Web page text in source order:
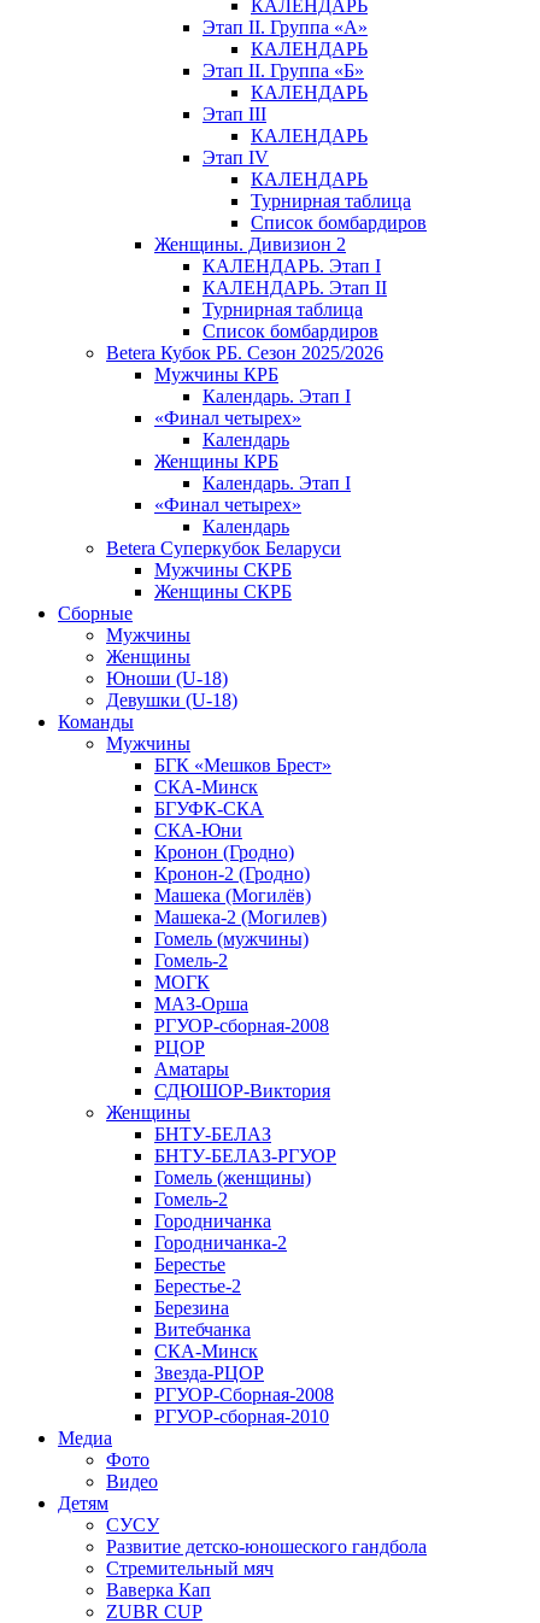
КАЛЕНДАРЬ
Этап II. Группа «А»
КАЛЕНДАРЬ
Этап II. Группа «Б»
КАЛЕНДАРЬ
Этап III
КАЛЕНДАРЬ
Этап IV
КАЛЕНДАРЬ
Турнирная таблица
Список бомбардиров
Женщины. Дивизион 2
КАЛЕНДАРЬ. Этап I
КАЛЕНДАРЬ. Этап II
Турнирная таблица
Список бомбардиров
Betera Кубок РБ. Сезон 2025/2026
Мужчины КРБ
Календарь. Этап I
«Финал четырех»
Календарь
Женщины КРБ
Календарь. Этап I
«Финал четырех»
Календарь
Betera Суперкубок Беларуси
Мужчины СКРБ
Женщины СКРБ
Сборные
Мужчины
Женщины
Юноши (U-18)
Девушки (U-18)
Команды
Мужчины
БГК «Мешков Брест»
СКА-Минск
БГУФК-СКА
СКА-Юни
Кронон (Гродно)
Кронон-2 (Гродно)
Машека (Могилёв)
Машека-2 (Могилев)
Гомель (мужчины)
Гомель-2
МОГК
МАЗ-Орша
РГУОР-сборная-2008
РЦОР
Аматары
СДЮШОР-Виктория
Женщины
БНТУ-БЕЛАЗ
БНТУ-БЕЛАЗ-РГУОР
Гомель (женщины)
Гомель-2
Городничанка
Городничанка-2
Берестье
Берестье-2
Березина
Витебчанка
СКА-Минск
Звезда-РЦОР
РГУОР-Сборная-2008
РГУОР-сборная-2010
Медиа
Фото
Видео
Детям
СУСУ
Развитие детско-юношеского гандбола
Стремительный мяч
Ваверка Кап
ZUBR CUP